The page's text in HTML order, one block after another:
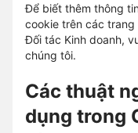
Để biết thêm thông
cookie trên các
Đối tác Kinh doanh,
chúng tôi.
Các thuật
dụng trong